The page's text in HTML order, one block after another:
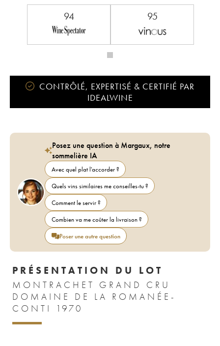
Domaine de la Romanée-Conti
94 95
CONTRÔLÉ, EXPERTISÉ & CERTIFIÉ PAR
IDEALWINE
Posez une question à Margaux, notre
sommelière IA
Avec quel plat l'accorder ?
Quels vins similaires me conseilles-tu ?
Comment le servir ?
Combien va me coûter la livraison ?
Poser une autre question
PRÉSENTATION DU LOT
MONTRACHET GRAND CRU
DOMAINE DE LA ROMANÉE-
CONTI 1970